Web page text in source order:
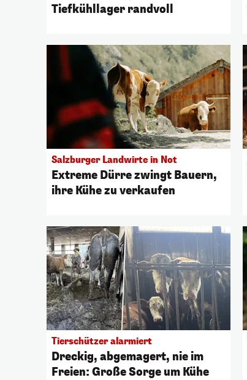
Tiefkühllager randvoll
Salzburger Landwirte in Not
Extreme Dürre zwingt Bauern,
ihre Kühe zu verkaufen
Tierschützer alarmiert
Dreckig, abgemagert, nie im
Freien: Große Sorge um Kühe